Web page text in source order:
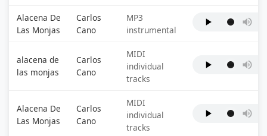
Alacena De
Las Monjas
Carlos
Cano
MP3
instrumental
alacena de
las monjas
Carlos
Cano
MIDI
individual
tracks
Alacena De
Las Monjas
Carlos
Cano
MIDI
individual
tracks